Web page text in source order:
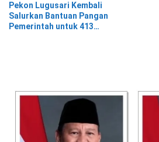
Pekon Lugusari Kembali
Salurkan Bantuan Pangan
Pemerintah untuk 413